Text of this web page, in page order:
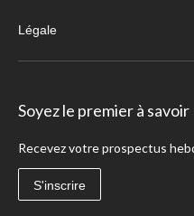
Légale
Soyez le premier à savoir
Recevez votre prospectus
S'inscrire